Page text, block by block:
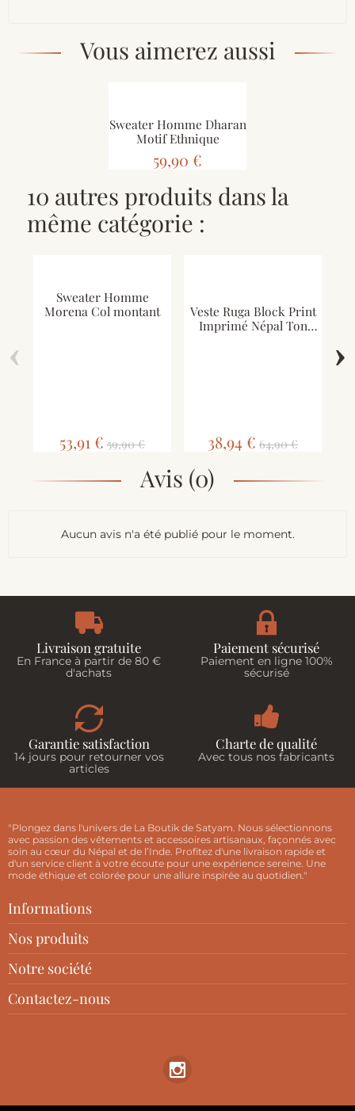
Vous aimerez aussi
Sweater Homme Dharan
Motif Ethnique
59,90 €
10 autres produits dans la
même catégorie :
Sweater Homme
Morena Col montant
53,91 € 59,90 €
Veste Ruga Block Print
Imprimé Népal Ton
38,94 € 64,90 €
‹ ›
Avis (0)
Aucun avis n'a été publié pour le moment.
Livraison gratuite
En France à partir de 80 €
d'achats
Paiement sécurisé
Paiement en ligne 100%
sécurisé
Garantie satisfaction
14 jours pour retourner vos
articles
Charte de qualité
Avec tous nos fabricants
"Plongez dans l'univers de La Boutik de Satyam. Nous sélectionnons
avec passion des vêtements et accessoires artisanaux, façonnés avec
soin au cœur du Népal et de l’Inde. Profitez d'une livraison rapide et
d'un service client à votre écoute pour une expérience sereine. Une
mode éthique et colorée pour une allure inspirée au quotidien."
Informations
Nos produits
Notre société
Contactez-nous